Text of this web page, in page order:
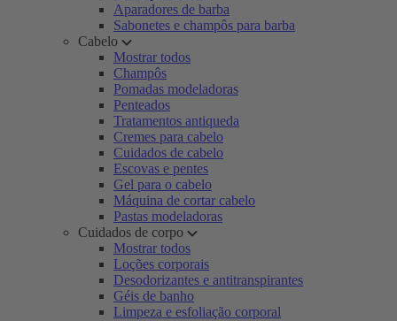
Aparadores de barba
Sabonetes e champôs para barba
Cabelo
Mostrar todos
Champôs
Pomadas modeladoras
Penteados
Tratamentos antiqueda
Cremes para cabelo
Cuidados de cabelo
Escovas e pentes
Gel para o cabelo
Máquina de cortar cabelo
Pastas modeladoras
Cuidados de corpo
Mostrar todos
Loções corporais
Desodorizantes e antitranspirantes
Géis de banho
Limpeza e esfoliação corporal